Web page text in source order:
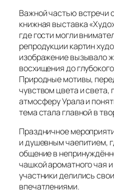
Важной частью встречи
книжная выставка
где гости могли
репродукции картин
изображение вызывало
восхищения до
Природные мотивы,
чувством цвета и света,
атмосферу Урала и
тема стала главной в
Праздничное
и душевным чаепитием,
общение в
чашкой ароматного чая
участники делились
впечатлениями.